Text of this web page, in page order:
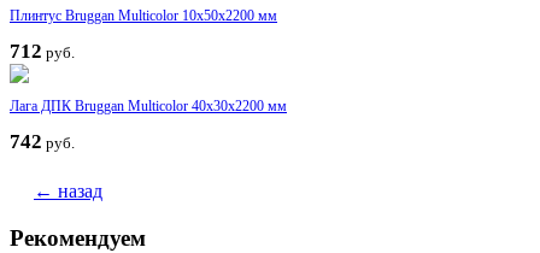
Плинтус Bruggan Multicolor 10х50х2200 мм
712 руб.
Лага ДПК Bruggan Multicolor 40х30х2200 мм
742 руб.
← назад
Рекомендуем